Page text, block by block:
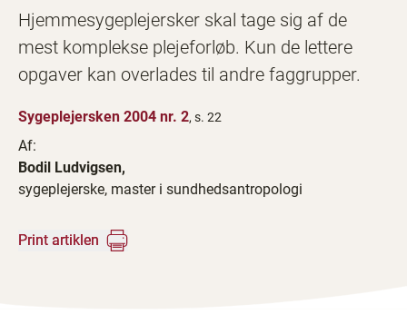
Hjemmesygeplejersker skal tage sig af de
mest komplekse plejeforløb. Kun de lettere
opgaver kan overlades til andre faggrupper.
Sygeplejersken 2004 nr. 2, s. 22
Af:
Bodil Ludvigsen,
sygeplejerske, master i sundhedsantropologi
Print artiklen